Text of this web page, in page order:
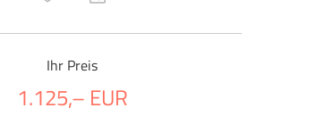
Ihr Preis
1.125,– EUR